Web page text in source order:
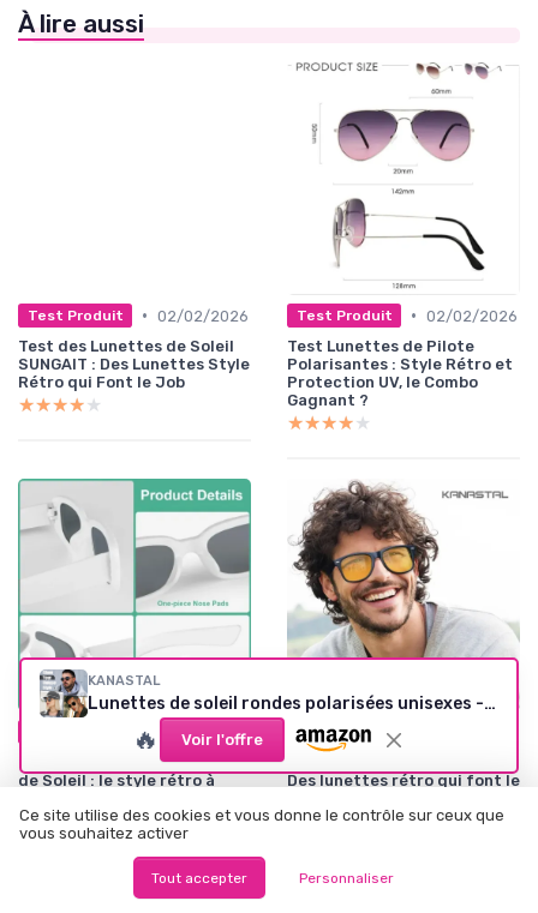
À lire aussi
Test Produit • 02/02/2026
Test des Lunettes de Soleil
SUNGAIT : Des Lunettes Style
Rétro qui Font le Job
★★★★★
★★★★★
Test Produit • 02/02/2026
Test Lunettes de Pilote
Polarisantes : Style Rétro et
Protection UV, le Combo
Gagnant ?
★★★★★
★★★★★
•
02/02/2026
Test Ainiv Vintage Lunettes
de Soleil : le style rétro à
★★★★★
★★★★★
Test Produit
Des lunettes rétro qui font le
★★★★★
★★★★★
KANASTAL
Lunettes de soleil rondes polarisées unisexes - Noir
🔥 Voir l'offre
Ce site utilise des cookies et vous donne le contrôle sur ceux que
vous souhaitez activer
Tout accepter Personnaliser